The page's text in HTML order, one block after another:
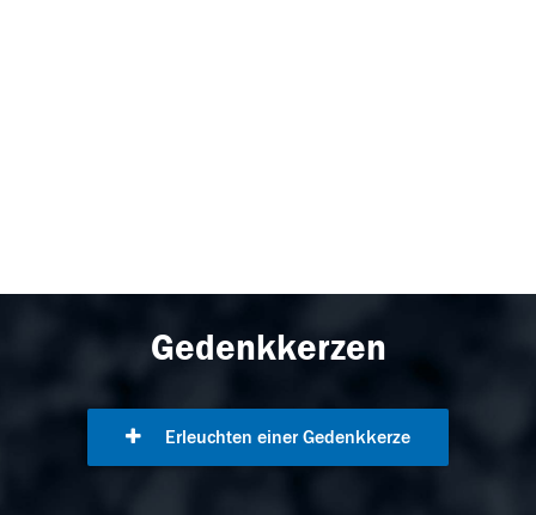
Gedenkkerzen
Erleuchten einer Gedenkkerze